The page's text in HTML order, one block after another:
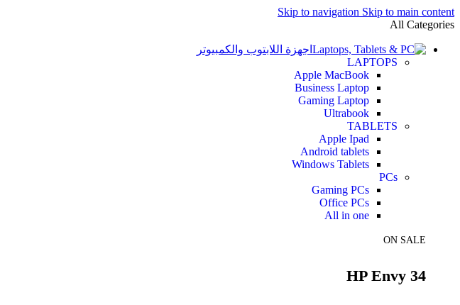
Skip to navigation Skip to main content
All Categories
اجهزة اللابتوب والكمبيوتر
LAPTOPS
Apple MacBook
Business Laptop
Gaming Laptop
Ultrabook
TABLETS
Apple Ipad
Android tablets
Windows Tablets
PCs
Gaming PCs
Office PCs
All in one
ON SALE
HP Envy 34